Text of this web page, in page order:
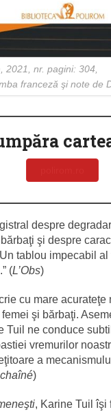
2021, nr. pagini: 304,
franceză şi note de
despre
şi despre
tablou impecabil
(L’Obs)
cu mare acurateţe
şi bărbaţi.
Tuil ne conduce
vremurilor
a
)
, Karine Tuil îşi